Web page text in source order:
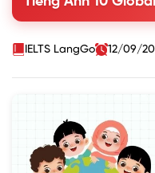
IELTS LangGo 12/09/